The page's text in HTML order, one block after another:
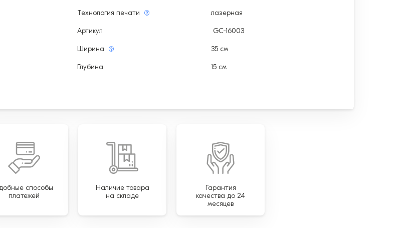
Технология печати лазерная
Артикул GC-16003
Ширина 35 см
Глубина 15 см
способы
платежей
Наличие товара
на складе
Гарантия
качества до 24
месяцев